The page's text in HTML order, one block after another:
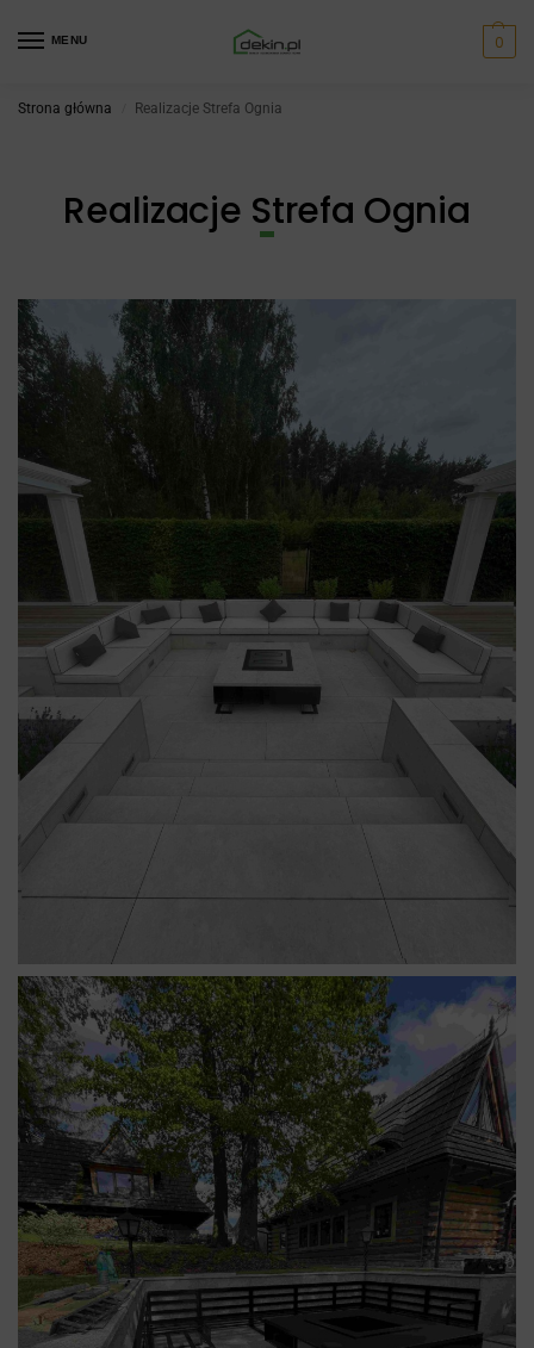
MENU 0
Strona główna Realizacje Strefa Ognia
Realizacje Strefa Ognia